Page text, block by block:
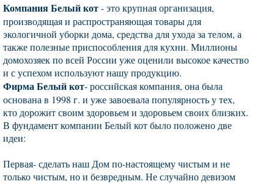
Компания Белый кот- это крупная организация,
производящая и распространяющая товары для
экологичной уборки дома, средства для ухода за телом, а
также полезные приспособления для кухни. Миллионы
домохозяек по всей России уже оценили высокое качество
и с успехом используют нашу продукцию.
Фирма Белый кот- российская компания, она была
основана в 1998 г. и уже завоевала популярность у тех,
кто дорожит своим здоровьем и здоровьем своих близких.
В фундамент компании Белый кот было положено две
идеи:
Первая- сделать наш Дом по-настоящему чистым и не
только чистым, но и безвредным. Не случайно девизом